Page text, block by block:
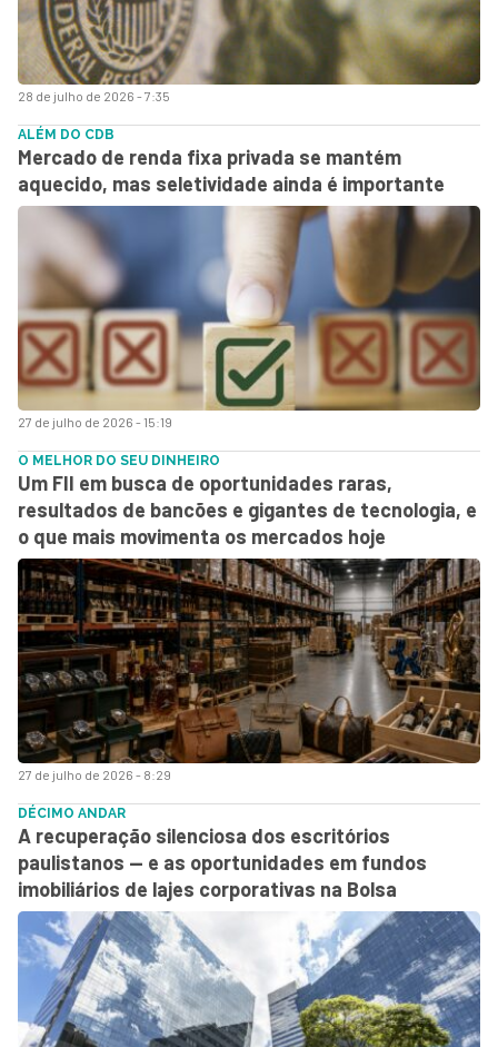
28 de julho de 2026 - 7:35
27 de julho de 2026 - 15:19
ALÉM DO CDB
Mercado de renda fixa privada se mantém
aquecido, mas seletividade ainda é importante
27 de julho de 2026 - 8:29
O MELHOR DO SEU DINHEIRO
Um FII em busca de oportunidades raras,
resultados de bancões e gigantes de tecnologia, e
o que mais movimenta os mercados hoje
DÉCIMO ANDAR
A recuperação silenciosa dos escritórios
paulistanos — e as oportunidades em fundos
imobiliários de lajes corporativas na Bolsa